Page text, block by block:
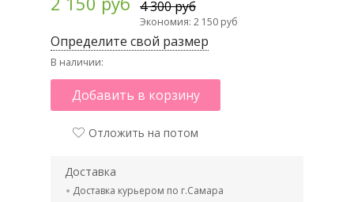
4 300 руб
Экономия: 2 150 руб
Определите свой размер
В наличии:
Добавить в корзину
Отложить на потом
Доставка
Доставка курьером по г.Самара